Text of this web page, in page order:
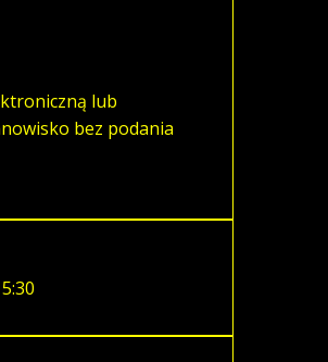
lub
bez podania